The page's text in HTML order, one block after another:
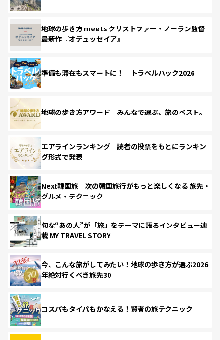
地球の歩き方 meets クリストファー・ノーラン監督
最新作『オデュッセイア』
準備も滞在もスマートに！ トラベルハック2026
地球の歩き方アワード みんなで選ぶ、旅のベスト。
エアラインランキング 読者の投票をもとにランキン
グ形式で発表
Next韓国旅 次の韓国旅行がもっと楽しくなる 旅先・
グルメ・テクニック
旬な“あの人”が「旅」をテーマに語るインタビュー連
載 MY TRAVEL STORY
今、こんな旅がしてみたい！地球の歩き方が選ぶ2026
年絶対行くべき旅先30
コスパもタイパもかなえる！賢者の旅テクニック